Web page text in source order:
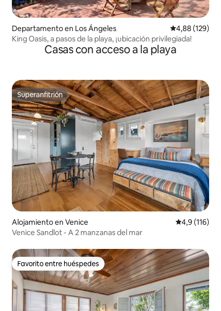
Departamento en Los Ángeles Calificación
4,88 (129)
King Oasis, a pasos de la playa, ¡ubicación privilegiada!
Casas con acceso a la playa
Superanfitrión
Superanfitrión
Alojamiento en Venice Calificación
4,9 (116)
Venice Sandlot - A 2 manzanas del mar
Favorito entre huéspedes
Favorito entre huéspedes